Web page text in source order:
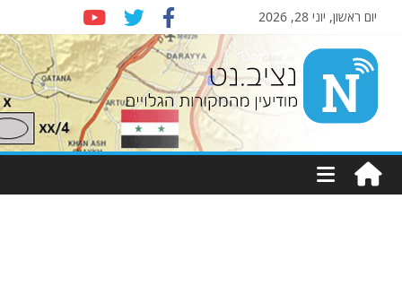
יום ראשון, יוני 28, 2026
Nziv.net
מודיעין
מהמקורות